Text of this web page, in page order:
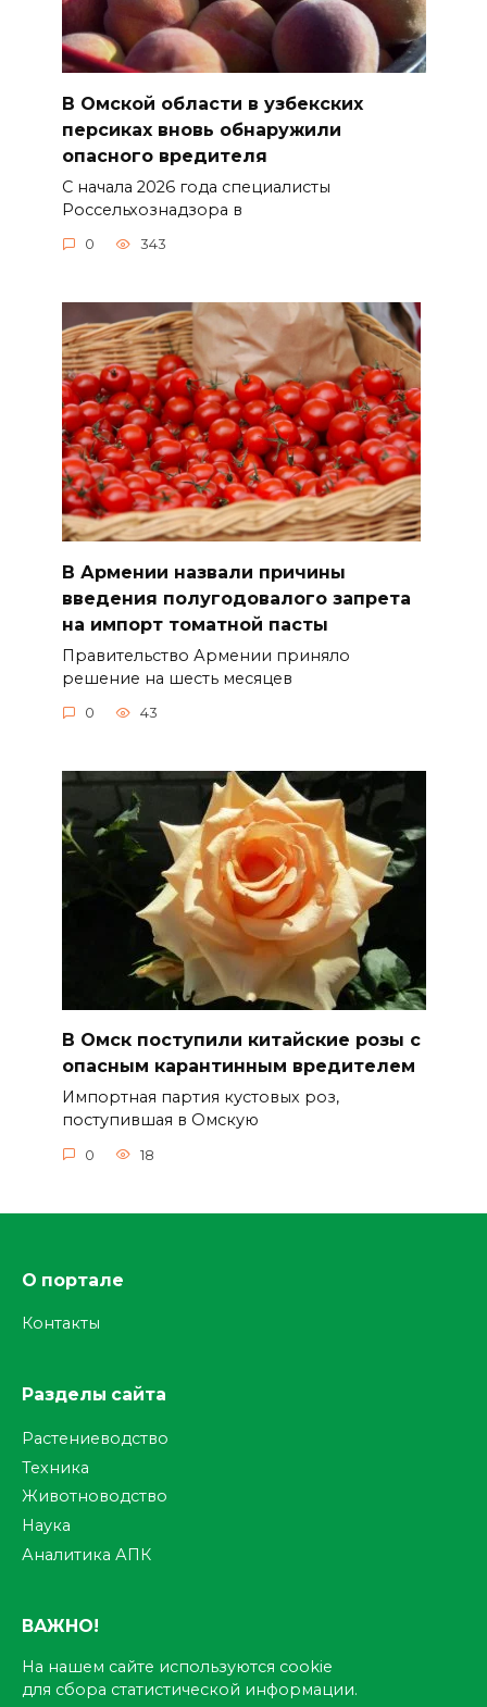
В Омской области в узбекских
персиках вновь обнаружили
опасного вредителя
С начала 2026 года специалисты
Россельхознадзора в
0 343
В Армении назвали причины
введения полугодовалого запрета
на импорт томатной пасты
Правительство Армении приняло
решение на шесть месяцев
0 43
В Омск поступили китайские розы с
опасным карантинным вредителем
Импортная партия кустовых роз,
поступившая в Омскую
0 18
О портале
Контакты
Разделы сайта
Растениеводство
Техника
Животноводство
Наука
Аналитика АПК
ВАЖНО!
На нашем сайте используются cookie
для сбора статистической информации.